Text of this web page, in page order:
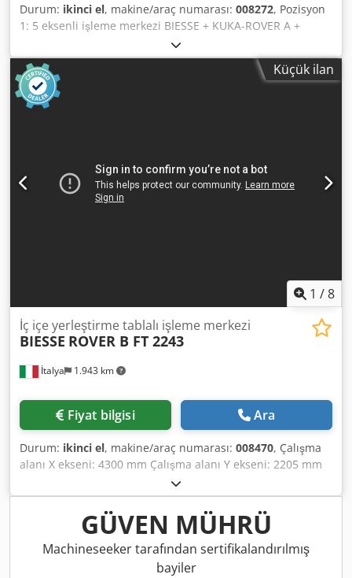
Durum: ikinci el, makine/araç numarası: 008272, Pozisyon
1: 5 eksenli işleme merkezi BIESSE + KUKA-ROVER A +
KR210 R3100 Pozisyon 2: Robot BIESSE + KUKA-ROVER A +
KR210 R3100 Dwsdsx A Tfvspfx Adioa
Küçük ilan
1 /8
İtalya 1.943 km
İç içe yerleştirme tablalı işleme merkezi
BIESSE ROVER B FT 2243
Fiyat bilgisi Ara
Durum: ikinci el, makine/araç numarası: 008470, Çalışma
alanı X ekseni: 4300 mm Çalışma alanı Y ekseni: 2205 mm
Çalışma yüzeyi: nesting tablası Ana mil gücü: 13 KW
Kontrollü eksen sayısı: 5 eksen Dwjdpfx Adeyzyrvoiea
Delme mil sayısı: 46 Takım yeri sayısı: 22
GÜVEN MÜHRÜ
Machineseeker tarafından sertifikalandırılmış
bayiler